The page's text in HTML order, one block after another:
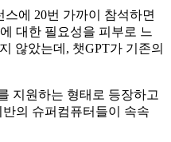
에 20번 가까이 참석하면
대한 필요성을 피부로 느
않았는데, 챗GPT가 기존의
지원하는 형태로 등장하고
의 슈퍼컴퓨터들이 속속